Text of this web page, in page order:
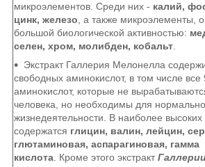
микроэлементов. Среди них - калий,
цинк, железо , а также микроэлементы,
большой биологической активностью:
селен, хром, молибден, кобальт
Экстракт Галлерия Мелонелла
свободных аминокислот, в том числе
аминокислот, которые не
человека, но необходимы для
жизнедеятельности. В наиболее высоких
содержатся глицин, валин, лейцин,
глютаминовая, аспарагиновая,
кислота . Кроме этого экстракт